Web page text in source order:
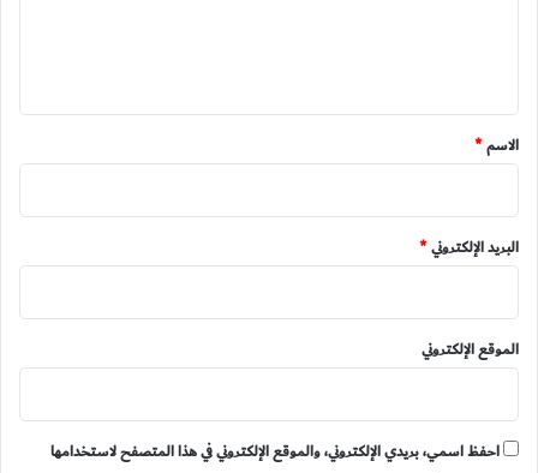
*
الاسم*
البريد الإلكتروني*
الموقع الإلكتروني
احفظ اسمي، بريدي الإلكتروني، والموقع الإلكتروني في هذا المتصفح لاستخدامها